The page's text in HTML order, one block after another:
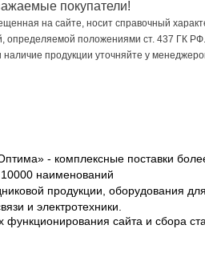
покупатели!
на сайте, носит справочный
определяемой положениями ст. 437 ГК РФ.
наличие продукции уточняйте у
- комплексные поставки
10000 наименований
продукции, оборудования для
и электротехники.
сайта и сбора